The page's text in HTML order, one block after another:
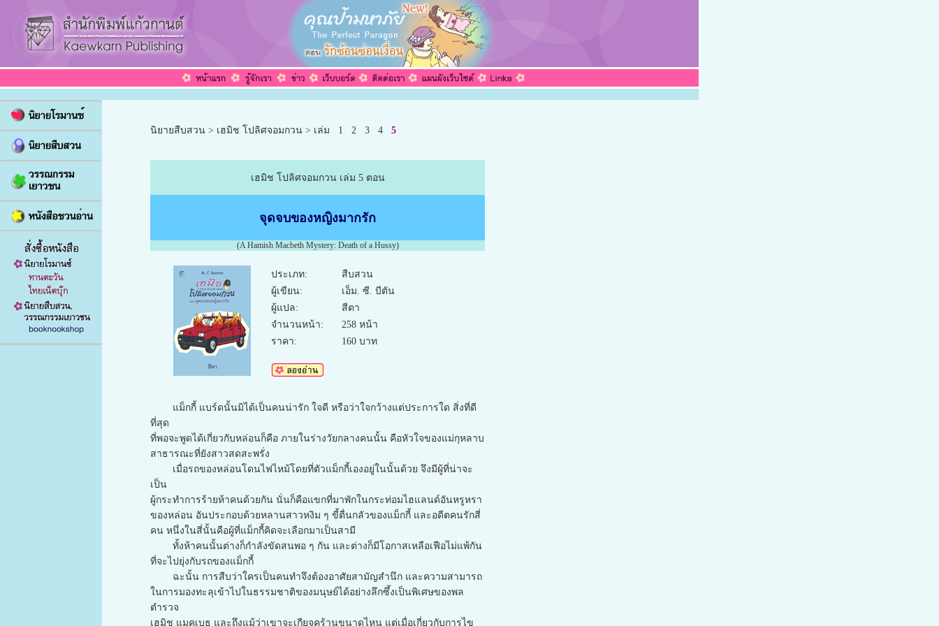
นิยายสืบสวน > เฮมิช โปลิศจอมกวน > เล่ม 1 2 3 4 5
เฮมิช โปลิศจอมกวน เล่ม 5 ตอน
จุดจบของหญิงมากรัก
(A Hamish Macbeth Mystery: Death of a Hussy)
ประเภท:
สืบสวน
ผู้เขียน:
เอ็ม. ซี. บีตัน
ผู้แปล:
สีตา
จำนวนหน้า:
258 หน้า
ราคา:
160 บาท
แม็กกี้ แบร์ดนั้นมิได้เป็นคนน่ารัก ใจดี หรือว่าใจกว้างแต่ประการใด สิ่งที่ดี
ที่สุด
ที่พอจะพูดได้เกี่ยวกับหล่อนก็คือ ภายในร่างวัยกลางคนนั้น คือหัวใจของแม่กุหลาบ
สาธารณะที่ยังสาวสดสะพรั่ง
เมื่อรถของหล่อนโดนไฟไหม้โดยที่ตัวแม็กกี้เองอยู่ในนั้นด้วย จึงมีผู้ที่น่าจะ
เป็น
ผู้กระทำการร้ายห้าคนด้วยกัน นั่นก็คือแขกที่มาพักในกระท่อมไฮแลนด์อันหรูหรา
ของหล่อน อันประกอบด้วยหลานสาวหงิม ๆ ขี้ตื่นกลัวของแม็กกี้ และอดีตคนรักสี่
คน หนึ่งในสี่นั้นคือผู้ที่แม็กกี้คิดจะเลือกมาเป็นสามี
ทั้งห้าคนนั้นต่างก็กำลังขัดสนพอ ๆ กัน และต่างก็มีโอกาสเหลือเฟือไม่แพ้กัน
ที่จะไปยุ่งกับรถของแม็กกี้
ฉะนั้น การสืบว่าใครเป็นคนทำจึงต้องอาศัยสามัญสำนึก และความสามารถ
ในการมองทะลุเข้าไปในธรรมชาติของมนุษย์ได้อย่างลึกซึ้งเป็นพิเศษของพล
ตำรวจ
เฮมิช แมคเบธ และถึงแม้ว่าเขาจะเกียจคร้านขนาดไหน แต่เมื่อเกี่ยวกับการไข